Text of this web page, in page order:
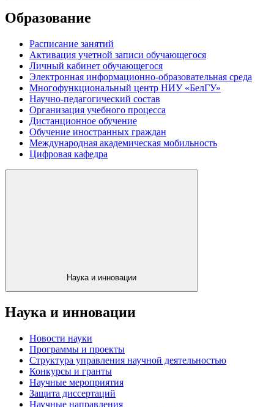
Образование
Расписание занятий
Активация учетной записи обучающегося
Личный кабинет обучающегося
Электронная информационно-образовательная среда
Многофункциональный центр НИУ «БелГУ»
Научно-педагогический состав
Организация учебного процесса
Дистанционное обучение
Обучение иностранных граждан
Международная академическая мобильность
Цифровая кафедра
Наука и инновации
Наука и инновации
Новости науки
Программы и проекты
Структура управления научной деятельностью
Конкурсы и гранты
Научные мероприятия
Защита диссертаций
Научные направления